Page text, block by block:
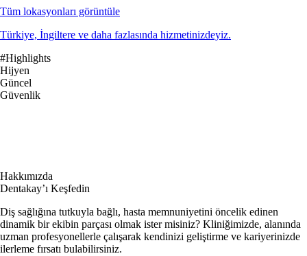
Tüm lokasyonları görüntüle
Türkiye, İngiltere ve daha fazlasında hizmetinizdeyiz.
#Highlights
Hijyen
Güncel
Güvenlik
Hakkımızda
Dentakay’ı Keşfedin
Diş sağlığına tutkuyla bağlı, hasta memnuniyetini öncelik edinen
dinamik bir ekibin parçası olmak ister misiniz? Kliniğimizde, alanında
uzman profesyonellerle çalışarak kendinizi geliştirme ve kariyerinizde
ilerleme fırsatı bulabilirsiniz.